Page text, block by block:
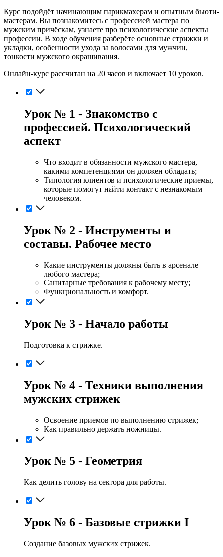
Курс подойдёт начинающим парикмахерам и опытным бьюти-
мастерам. Вы познакомитесь с профессией мастера по
мужским причёскам, узнаете про психологические аспекты
профессии. В ходе обучения разберёте основные стрижки и
укладки, особенности ухода за волосами для мужчин,
тонкости мужского окрашивания.
Онлайн-курс рассчитан на 20 часов и включает 10 уроков.
Урок № 1 - Знакомство с
профессией. Психологический
аспект
Что входит в обязанности мужского мастера,
какими компетенциями он должен обладать;
Типология клиентов и психологические приемы,
которые помогут найти контакт с незнакомым
человеком.
Урок № 2 - Инструменты и
составы. Рабочее место
Какие инструменты должны быть в арсенале
любого мастера;
Санитарные требования к рабочему месту;
Функциональность и комфорт.
Урок № 3 - Начало работы
Подготовка к стрижке.
Урок № 4 - Техники выполнения
мужских стрижек
Освоение приемов по выполнению стрижек;
Как правильно держать ножницы.
Урок № 5 - Геометрия
Как делить голову на сектора для работы.
Урок № 6 - Базовые стрижки I
Создание базовых мужских стрижек.